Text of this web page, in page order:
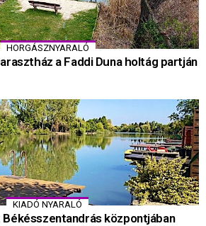
HORGÁSZNYARALÓ
a Faddi Duna holtág partján
KIADÓ NYARALÓ
Békésszentandrás központjában